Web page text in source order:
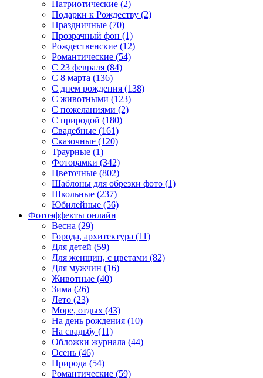
Патриотические (2)
Подарки к Рождеству (2)
Праздничные (70)
Прозрачный фон (1)
Рождественские (12)
Романтические (54)
С 23 февраля (84)
С 8 марта (136)
С днем рождения (138)
С животными (123)
С пожеланиями (2)
С природой (180)
Свадебные (161)
Сказочные (120)
Траурные (1)
Фоторамки (342)
Цветочные (802)
Шаблоны для обрезки фото (1)
Школьные (237)
Юбилейные (56)
Фотоэффекты онлайн
Весна (29)
Города, архитектура (11)
Для детей (59)
Для женщин, с цветами (82)
Для мужчин (16)
Животные (40)
Зима (26)
Лето (23)
Море, отдых (43)
На день рождения (10)
На свадьбу (11)
Обложки журнала (44)
Осень (46)
Природа (54)
Романтические (59)